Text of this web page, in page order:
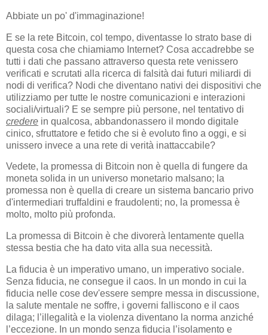
Abbiate un po' d'immaginazione!
E se la rete Bitcoin, col tempo, diventasse lo strato base di
questa cosa che chiamiamo Internet? Cosa accadrebbe se
tutti i dati che passano attraverso questa rete venissero
verificati e scrutati alla ricerca di falsità dai futuri miliardi di
nodi di verifica? Nodi che diventano nativi dei dispositivi che
utilizziamo per tutte le nostre comunicazioni e interazioni
sociali/virtuali? E se sempre più persone, nel tentativo di
credere in qualcosa, abbandonassero il mondo digitale
cinico, sfruttatore e fetido che si è evoluto fino a oggi, e si
unissero invece a una rete di verità inattaccabile?
Vedete, la promessa di Bitcoin non è quella di fungere da
moneta solida in un universo monetario malsano; la
promessa non è quella di creare un sistema bancario privo
d'intermediari truffaldini e fraudolenti; no, la promessa è
molto, molto più profonda.
La promessa di Bitcoin è che divorerà lentamente quella
stessa bestia che ha dato vita alla sua necessità.
La fiducia è un imperativo umano, un imperativo sociale.
Senza fiducia, ne consegue il caos. In un mondo in cui la
fiducia nelle cose dev'essere sempre messa in discussione,
la salute mentale ne soffre, i governi falliscono e il caos
dilaga; l’illegalità e la violenza diventano la norma anziché
l’eccezione. In un mondo senza fiducia l’isolamento e